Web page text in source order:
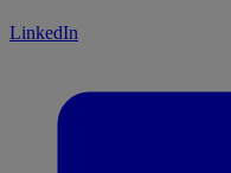
LinkedIn